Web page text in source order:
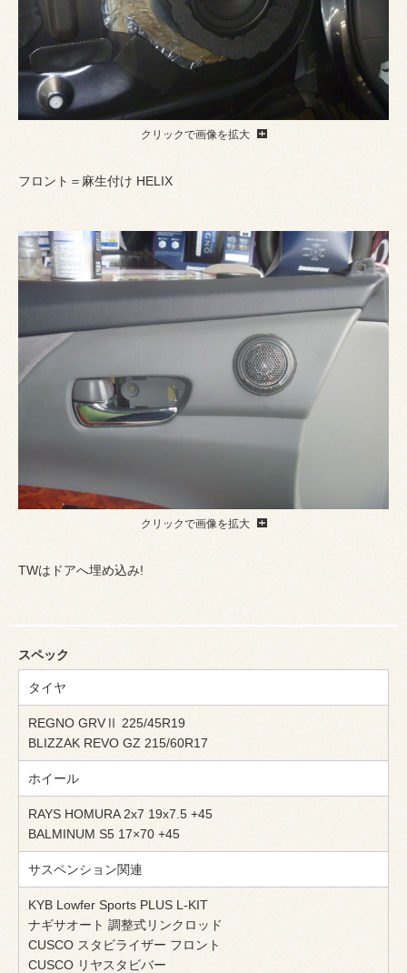
クリックで画像を拡大
フロント＝麻生付け HELIX
クリックで画像を拡大
TWはドアへ埋め込み!
スペック
タイヤ
REGNO GRVⅡ 225/45R19
BLIZZAK REVO GZ 215/60R17
ホイール
RAYS HOMURA 2x7 19x7.5 +45
BALMINUM S5 17×70 +45
サスペンション関連
KYB Lowfer Sports PLUS L-KIT
ナギサオート 調整式リンクロッド
CUSCO スタビライザー フロント
CUSCO リヤスタビバー